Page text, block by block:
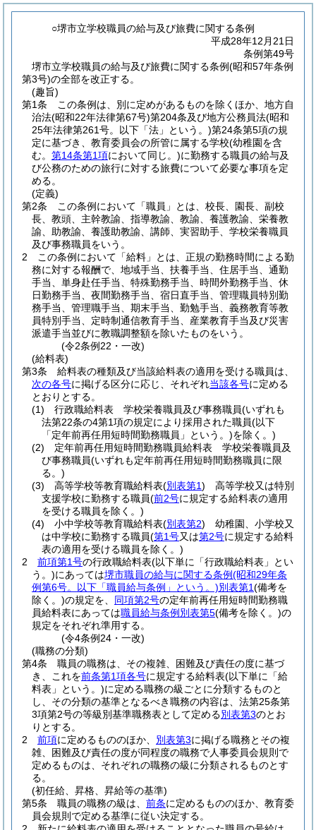
○堺市立学校職員の給与及び旅費に関する条例
平成28年12月21日
条例第49号
堺市立学校職員の給与及び旅費に関する条例(昭和57年条例
第3号)の全部を改正する。
(趣旨)
第1条
この条例は、別に定めがあるものを除くほか、地方自
治法(昭和22年法律第67号)第204条及び地方公務員法(昭和
25年法律第261号。以下「法」という。)第24条第5項の規
定に基づき、教育委員会の所管に属する学校(幼稚園を含
む。 第14条第1項において同じ。)に勤務する職員の給与及
び公務のための旅行に対する旅費について必要な事項を定
める。
(定義)
第2条
この条例において「職員」とは、校長、園長、副校
長、教頭、主幹教諭、指導教諭、教諭、養護教諭、栄養教
諭、助教諭、養護助教諭、講師、実習助手、学校栄養職員
及び事務職員をいう。
2
この条例において「給料」とは、正規の勤務時間による勤
務に対する報酬で、地域手当、扶養手当、住居手当、通勤
手当、単身赴任手当、特殊勤務手当、時間外勤務手当、休
日勤務手当、夜間勤務手当、宿日直手当、管理職員特別勤
務手当、管理職手当、期末手当、勤勉手当、義務教育等教
員特別手当、定時制通信教育手当、産業教育手当及び災害
派遣手当並びに教職調整額を除いたものをいう。
(令2条例22・一改)
(給料表)
第3条
給料表の種類及び当該給料表の適用を受ける職員は、
次の各号に掲げる区分に応じ、それぞれ当該各号に定める
とおりとする。
(1)
行政職給料表 学校栄養職員及び事務職員(いずれも
法第22条の4第1項の規定により採用された職員(以下
「定年前再任用短時間勤務職員」という。)を除く。)
(2)
定年前再任用短時間勤務職員給料表 学校栄養職員及
び事務職員(いずれも定年前再任用短時間勤務職員に限
る。)
(3)
高等学校等教育職給料表(別表第1) 高等学校又は特別
支援学校に勤務する職員(前2号に規定する給料表の適用
を受ける職員を除く。)
(4)
小中学校等教育職給料表(別表第2) 幼稚園、小学校又
は中学校に勤務する職員(第1号又は第2号に規定する給料
表の適用を受ける職員を除く。)
2
前項第1号の行政職給料表(以下単に「行政職給料表」とい
う。)にあっては堺市職員の給与に関する条例(昭和29年条
例第6号。以下「職員給与条例」という。)別表第1(備考を
除く。)の規定を、 同項第2号の定年前再任用短時間勤務職
員給料表にあっては職員給与条例別表第5(備考を除く。)の
規定をそれぞれ準用する。
(令4条例24・一改)
(職務の分類)
第4条
職員の職務は、その複雑、困難及び責任の度に基づ
き、これを前条第1項各号に規定する給料表(以下単に「給
料表」という。)に定める職務の級ごとに分類するものと
し、その分類の基準となるべき職務の内容は、法第25条第
3項第2号の等級別基準職務表として定める別表第3のとお
りとする。
2
前項に定めるもののほか、 別表第3に掲げる職務とその複
雑、困難及び責任の度が同程度の職務で人事委員会規則で
定めるものは、それぞれの職務の級に分類されるものとす
る。
(初任給、昇格、昇給等の基準)
第5条
職員の職務の級は、 前条に定めるもののほか、教育委
員会規則で定める基準に従い決定する。